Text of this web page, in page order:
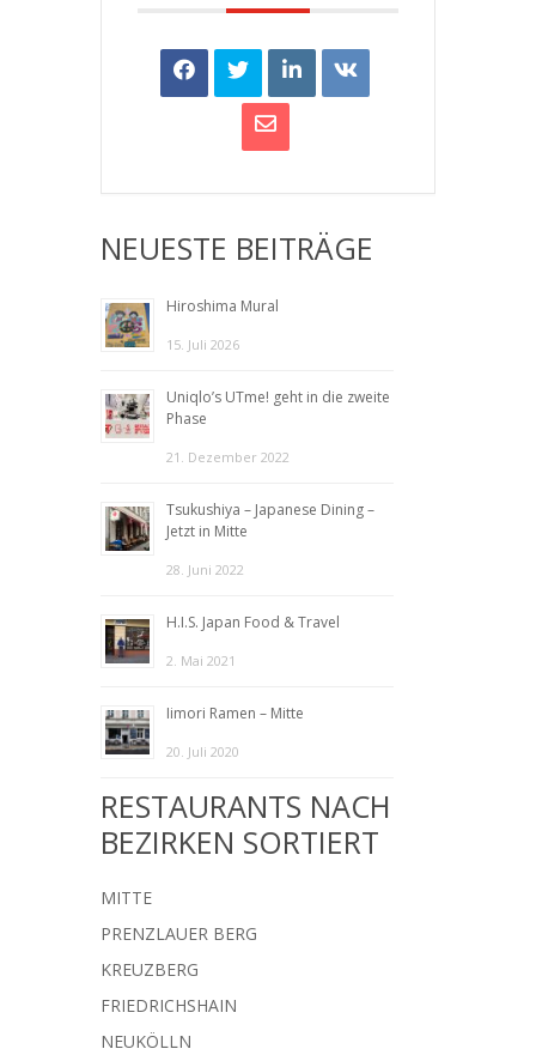
NEUESTE BEITRÄGE
Hiroshima Mural
15. Juli 2026
Uniqlo’s UTme! geht in die zweite
Phase
21. Dezember 2022
Tsukushiya – Japanese Dining –
Jetzt in Mitte
28. Juni 2022
H.I.S. Japan Food & Travel
2. Mai 2021
Iimori Ramen – Mitte
20. Juli 2020
RESTAURANTS NACH
BEZIRKEN SORTIERT
MITTE
PRENZLAUER BERG
KREUZBERG
FRIEDRICHSHAIN
NEUKÖLLN